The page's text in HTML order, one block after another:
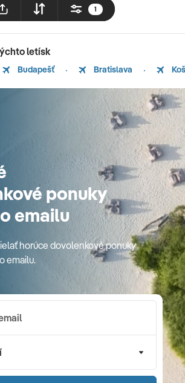
1
letísk
Budapešť Bratislava
ponuky
emailu
horúce dovolenkové ponuky
emailu.